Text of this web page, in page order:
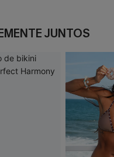
JUNTOS